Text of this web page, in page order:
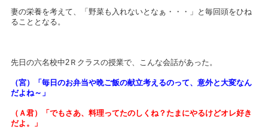
妻の栄養を考えて、「野菜も入れないとなぁ・・・」と毎回頭をひね
ることとなる。
先日の六名校中2Ｒクラスの授業で、こんな会話があった。
（宮）「毎日のお弁当や晩ご飯の献立考えるのって、意外と大変なん
だよね～」
（Ａ君）「でもさあ、料理ってたのしくね？たまにやるけどオレ好き
だよ。」